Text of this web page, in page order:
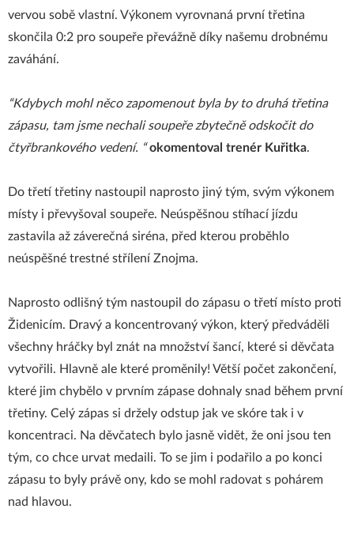
vervou sobě vlastní. Výkonem vyrovnaná první třetina
skončila 0:2 pro soupeře převážně díky našemu drobnému
zaváhání.
“Kdybych mohl něco zapomenout byla by to druhá třetina
zápasu, tam jsme nechali soupeře zbytečně odskočit do
čtyřbrankového vedení. “ okomentoval trenér Kuřitka.
Do třetí třetiny nastoupil naprosto jiný tým, svým výkonem
místy i převyšoval soupeře. Neúspěšnou stíhací jízdu
zastavila až záverečná siréna, před kterou proběhlo
neúspěšné trestné střílení Znojma.
Naprosto odlišný tým nastoupil do zápasu o třetí místo proti
Židenicím. Dravý a koncentrovaný výkon, který předváděli
všechny hráčky byl znát na množství šancí, které si děvčata
vytvořili. Hlavně ale které proměnily! Větší počet zakončení,
které jim chybělo v prvním zápase dohnaly snad během první
třetiny. Celý zápas si držely odstup jak ve skóre tak i v
koncentraci. Na děvčatech bylo jasně vidět, že oni jsou ten
tým, co chce urvat medaili. To se jim i podařilo a po konci
zápasu to byly právě ony, kdo se mohl radovat s pohárem
nad hlavou.